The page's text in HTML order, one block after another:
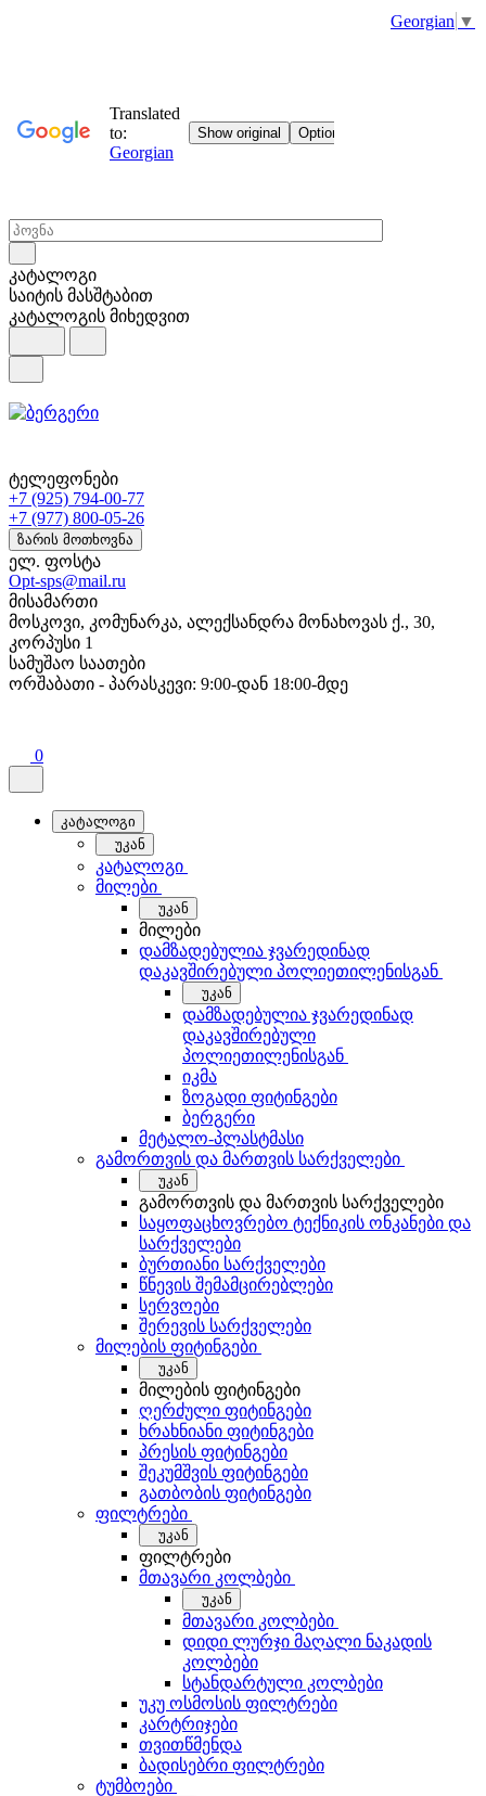
Georgian ▼
კატალოგი
საიტის მასშტაბით
კატალოგის მიხედვით
ტელეფონები
+7 (925) 794-00-77
+7 (977) 800-05-26
ზარის მოთხოვნა
ელ. ფოსტა
Opt-sps@mail.ru
მისამართი
მოსკოვი, კომუნარკა, ალექსანდრა მონახოვას ქ., 30,
კორპუსი 1
სამუშაო საათები
ორშაბათი - პარასკევი: 9:00-დან 18:00-მდე
0
კატალოგი
უკან
კატალოგი
მილები
უკან
მილები
დამზადებულია ჯვარედინად
დაკავშირებული პოლიეთილენისგან
უკან
დამზადებულია ჯვარედინად
დაკავშირებული
პოლიეთილენისგან
იკმა
ზოგადი ფიტინგები
ბერგერი
მეტალო-პლასტმასი
გამორთვის და მართვის სარქველები
უკან
გამორთვის და მართვის სარქველები
საყოფაცხოვრებო ტექნიკის ონკანები და
სარქველები
ბურთიანი სარქველები
წნევის შემამცირებლები
სერვოები
შერევის სარქველები
მილების ფიტინგები
უკან
მილების ფიტინგები
ღერძული ფიტინგები
ხრახნიანი ფიტინგები
პრესის ფიტინგები
შეკუმშვის ფიტინგები
გათბობის ფიტინგები
ფილტრები
უკან
ფილტრები
მთავარი კოლბები
უკან
მთავარი კოლბები
დიდი ლურჯი მაღალი ნაკადის
კოლბები
სტანდარტული კოლბები
უკუ ოსმოსის ფილტრები
კარტრიჯები
თვითწმენდა
ბადისებრი ფილტრები
ტუმბოები